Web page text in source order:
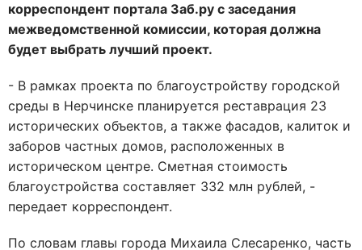
корреспондент портала Заб.ру с заседания
межведомственной комиссии, которая должна
будет выбрать лучший проект.
- В рамках проекта по благоустройству городской
среды в Нерчинске планируется реставрация 23
исторических объектов, а также фасадов, калиток и
заборов частных домов, расположенных в
историческом центре. Сметная стоимость
благоустройства составляет 332 млн рублей, -
передает корреспондент.
По словам главы города Михаила Слесаренко, часть